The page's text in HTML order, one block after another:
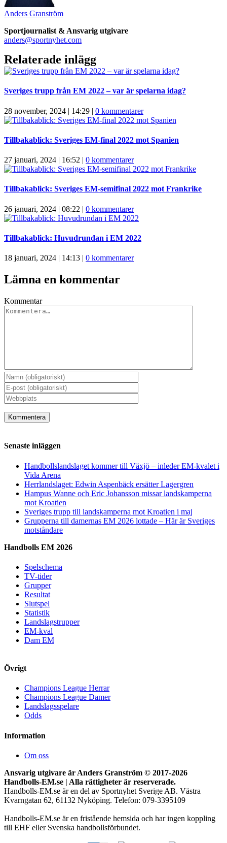
Anders Granström
Sportjournalist & Ansvarig utgivare
anders@sportnyhet.com
Relaterade inlägg
Sveriges trupp från EM 2022 – var är spelarna idag?
28 november, 2024 | 14:29 | 0 kommentarer
Tillbakablick: Sveriges EM-final 2022 mot Spanien
27 januari, 2024 | 16:52 | 0 kommentarer
Tillbakablick: Sveriges EM-semifinal 2022 mot Frankrike
26 januari, 2024 | 08:22 | 0 kommentarer
Tillbakablick: Huvudrundan i EM 2022
18 januari, 2024 | 14:13 | 0 kommentarer
Lämna en kommentar
Kommentar
Senaste inläggen
Handbollslandslaget kommer till Växjö – inleder EM-kvalet i
Vida Arena
Herrlandslaget: Edwin Aspenbäck ersätter Lagergren
Hampus Wanne och Eric Johansson missar landskamperna
mot Kroatien
Sveriges trupp till landskamperna mot Kroatien i maj
Grupperna till damernas EM 2026 lottade – Här är Sveriges
motståndare
Handbolls EM 2026
Spelschema
TV-tider
Grupper
Resultat
Slutspel
Statistik
Landslagstrupper
EM-kval
Dam EM
Övrigt
Champions League Herrar
Champions League Damer
Landslagsspelare
Odds
Information
Om oss
Ansvarig utgivare är Anders Granström © 2017-2026
Handbolls-EM.se | Alla rättigheter är reserverade.
Handbolls-EM.se är en del av Sportnyhet Sverige AB. Västra
Kvarngatan 62, 61132 Nyköping. Telefon: 079-3395109
Handbolls-EM.se är en fristående hemsida och har ingen koppling
till EHF eller Svenska handbollsförbundet.